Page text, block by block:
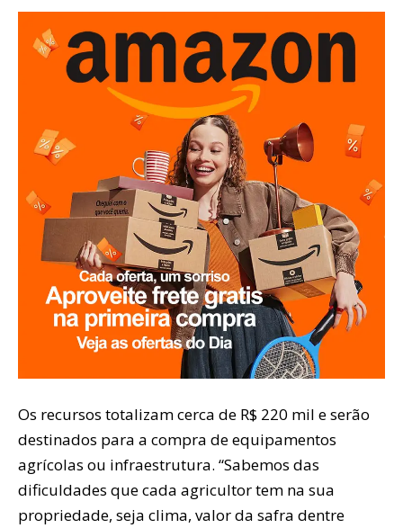
Os recursos totalizam cerca de R$ 220 mil e serão
destinados para a compra de equipamentos
agrícolas ou infraestrutura. “Sabemos das
dificuldades que cada agricultor tem na sua
propriedade, seja clima, valor da safra dentre